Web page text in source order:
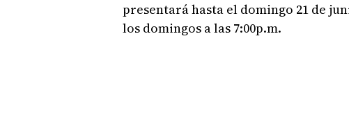
presentará hasta el domingo 21 de
los domingos a las 7:00p.m.